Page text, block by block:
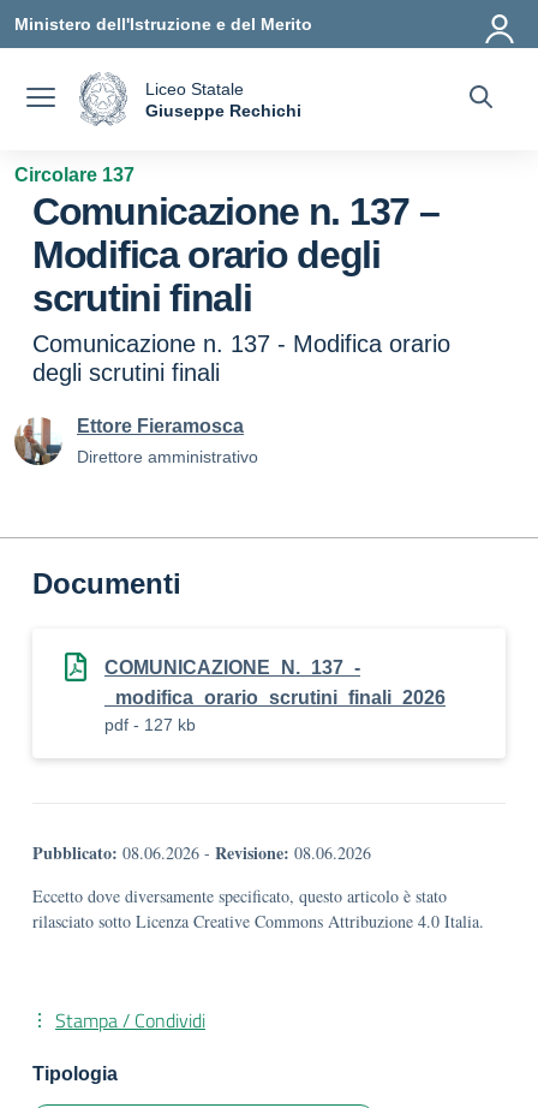
Vai ai contenuti
Vai al menu di navigazione
Vai al footer
Ministero dell'Istruzione e del Merito
Liceo Statale
Giuseppe Rechichi
Circolare 137
Comunicazione n. 137 –
Modifica orario degli
scrutini finali
Comunicazione n. 137 - Modifica orario
degli scrutini finali
Ettore Fieramosca
Direttore amministrativo
Documenti
COMUNICAZIONE_N._137_-
_modifica_orario_scrutini_finali_2026
pdf - 127 kb
Pubblicato: 08.06.2026 - Revisione: 08.06.2026
Eccetto dove diversamente specificato, questo articolo è stato
rilasciato sotto Licenza Creative Commons Attribuzione 4.0 Italia.
Stampa / Condividi
Tipologia